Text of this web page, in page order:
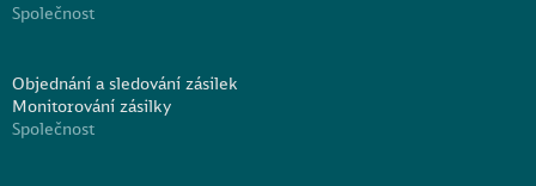
Společnost
Objednání a sledování zásilek
Monitorování zásilky
Společnost